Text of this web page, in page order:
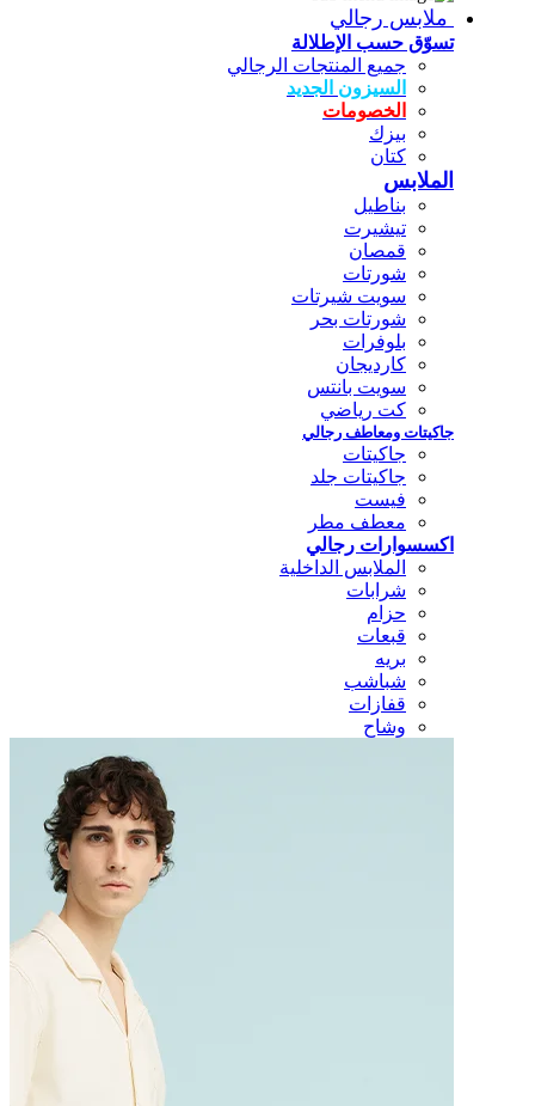
ملابس رجالي
تسوّق حسب الإطلالة
جميع المنتجات الرجالي
السيزون الجديد
الخصومات
بيزك
كتان
الملابس
بناطيل
تيشيرت
قمصان
شورتات
سويت شيرتات
شورتات بحر
بلوفرات
كارديجان
سويت بانتس
كت رياضي
جاكيتات ومعاطف رجالي
جاكيتات
جاكيتات جلد
فيست
معطف مطر
اكسسوارات رجالي
الملابس الداخلية
شرابات
حزام
قبعات
بريه
شباشب
قفازات
وشاح